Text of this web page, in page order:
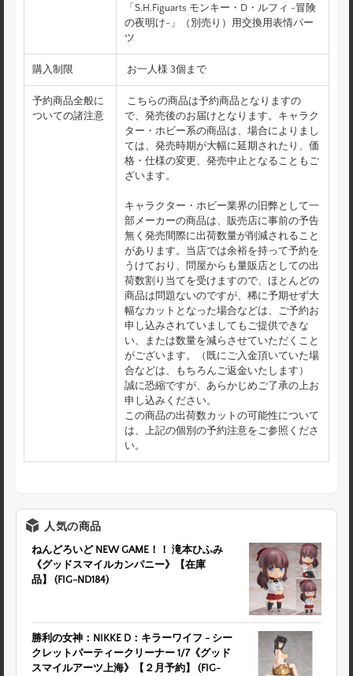
「S.H.Figuarts モンキー・D・ルフィ -冒険
の夜明け-」（別売り）用交換用表情パー
ツ
購入制限 お一人様 3個まで
予約商品全般に
ついての諸注意
こちらの商品は予約商品となりますの
で、発売後のお届けとなります。キャラク
ター・ホビー系の商品は、場合によりまし
ては、発売時期が大幅に延期されたり、価
格・仕様の変更、発売中止となることもご
ざいます。
キャラクター・ホビー業界の旧弊として一
部メーカーの商品は、販売店に事前の予告
無く発売間際に出荷数量が削減されること
があります。当店では余裕を持って予約を
うけており、問屋からも量販店としての出
荷数割り当てを受けますので、ほとんどの
商品は問題ないのですが、稀に予期せず大
幅なカットとなった場合などは、ご予約お
申し込みされていましてもご提供できな
い、または数量を減らさせていただくこと
がございます。（既にご入金頂いていた場
合などは、もちろんご返金いたします）
誠に恐縮ですが、あらかじめご了承の上お
申し込みください。
この商品の出荷数カットの可能性について
は、上記の個別の予約注意をご参照くださ
い。
人気の商品
ねんどろいど NEW GAME！！ 滝本ひふみ
《グッドスマイルカンパニー》【在庫
品】 (FIG-ND184)
勝利の女神：NIKKE D：キラーワイフ - シー
クレットパーティークリーナー 1/7《グッド
スマイルアーツ上海》【２月予約】 (FIG-